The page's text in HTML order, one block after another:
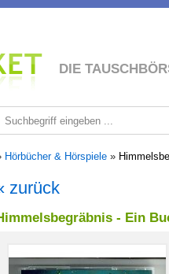
DIE
Hörbücher & Hörspiele »
zurück
- Ein